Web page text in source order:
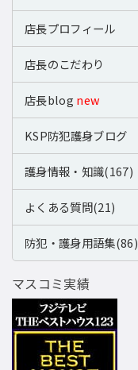
店長プロフィール
店長のこだわり
店長blog new
KSP防犯護身ブログ
護身情報・知識(167)
よくある質問(21)
防犯・護身用語集(86)
マスコミ実績